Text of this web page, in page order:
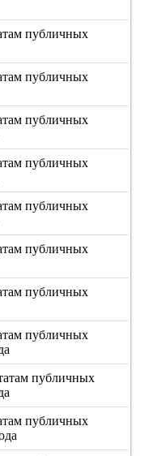
публичных
публичных
публичных
публичных
публичных
публичных
публичных
публичных
публичных
публичных